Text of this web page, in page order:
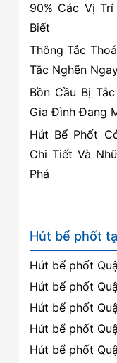
tách
mỡ?
90% Các Vị
Biết
Thông Tắc
Tắc Nghẽn
Bồn Cầu Bị
Gia Đình Đang
Hút Bể Phốt
Chi Tiết Và
Phá
Hút bể phốt
Hút bể phốt
Hút bể phốt
Hút bể phốt
Hút bể phốt
Hút bể phốt